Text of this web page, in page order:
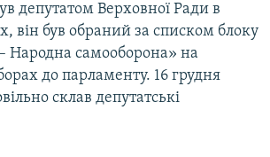
депутатом Верховної Ради в
він був обраний за списком блоку
Народна самооборона» на
до парламенту. 16 грудня
склав депутатські